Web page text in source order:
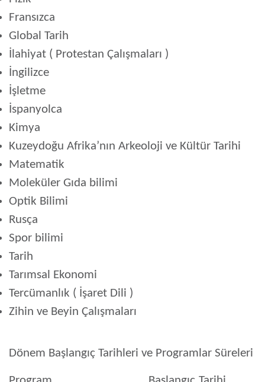
Fransızca
Global Tarih
İlahiyat ( Protestan Çalışmaları )
İngilizce
İşletme
İspanyolca
Kimya
Kuzeydoğu Afrika’nın Arkeoloji ve Kültür Tarihi
Matematik
Moleküler Gıda bilimi
Optik Bilimi
Rusça
Spor bilimi
Tarih
Tarımsal Ekonomi
Tercümanlık ( İşaret Dili )
Zihin ve Beyin Çalışmaları
Dönem Başlangıç Tarihleri ve Programlar Süreleri